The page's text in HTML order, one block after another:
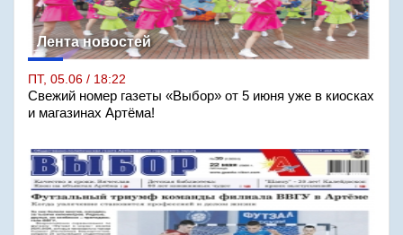
Лента новостей
ПТ, 05.06 / 18:22
Свежий номер газеты «Выбор» от 5 июня уже в киосках
и магазинах Артёма!